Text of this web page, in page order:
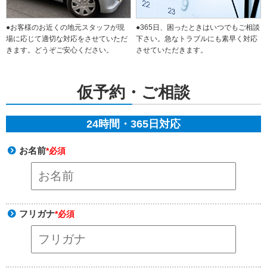
●お客様のお近くの地元スタッフが現
場に応じて適切な対応をさせていただ
きます。どうぞご安心ください。
●365日、困ったときはいつでもご相談
下さい。急なトラブルにも素早く対応
させていただきます。
仮予約・ご相談
24時間・365日対応
お名前*必須
フリガナ*必須